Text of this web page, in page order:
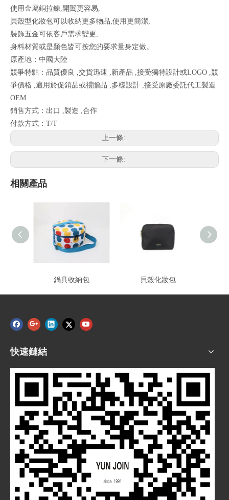
使用金屬銅拉鍊,開闔更容易,
貝殼型化妝包可以收納更多物品,使用更簡潔,
裝飾五金可依客戶需求變更,
身料材質或是顏色皆可按您的要求量身定做。
原產地：中國大陸
競爭特點：品質優良 ,交貨迅速 ,新產品 ,接受獨特設計或LOGO ,競
爭價格 ,適用於促銷品或禮贈品 ,多樣設計 ,接受原廠委託代工製造
OEM
銷售方式：出口 ,製造 ,合作
付款方式：T/T
上一條:
下一條:
相關產品
鍋具收納包 貝殼化妝包
快速鏈結